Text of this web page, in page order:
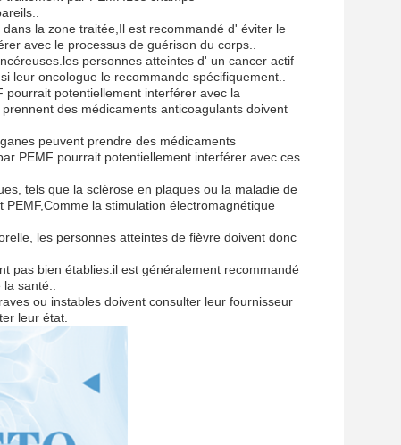
la zone traitée,Il est recommandé d' éviter le
avec le processus de guérison du corps..
personnes atteintes d' un cancer actif
leur oncologue le recommande spécifiquement..
potentiellement interférer avec la
des médicaments anticoagulants doivent
peuvent prendre des médicaments
PEMF pourrait potentiellement interférer avec ces
tels que la sclérose en plaques ou la maladie de
la stimulation électromagnétique
les personnes atteintes de fièvre doivent donc
pas bien établies.il est généralement recommandé
santé..
ou instables doivent consulter leur fournisseur
leur état.